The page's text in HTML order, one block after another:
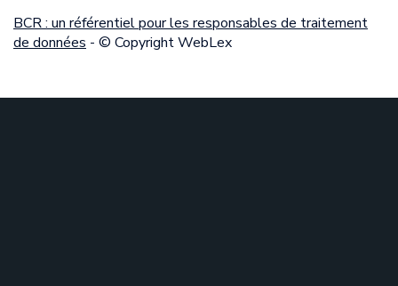
BCR : un référentiel pour les responsables de traitement
de données - © Copyright WebLex